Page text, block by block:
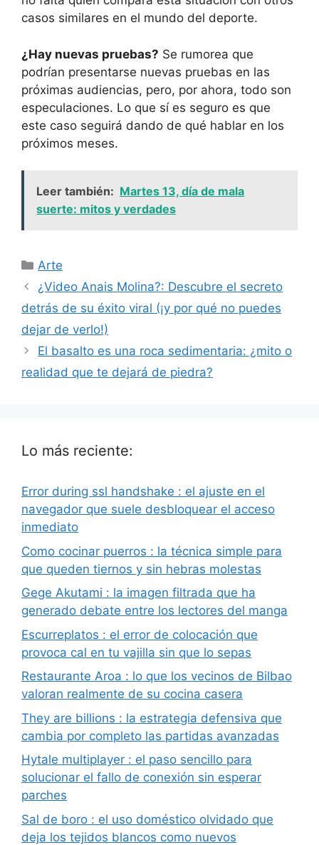
casos similares en el mundo del deporte.
¿Hay nuevas pruebas? Se rumorea que
podrían presentarse nuevas pruebas en las
próximas audiencias, pero, por ahora, todo son
especulaciones. Lo que sí es seguro es que
este caso seguirá dando de qué hablar en los
próximos meses.
Leer también: Martes 13, día de mala
suerte: mitos y verdades
Categorías
Arte
¿Video Anais Molina?: Descubre el secreto
detrás de su éxito viral (¡y por qué no puedes
dejar de verlo!)
El basalto es una roca sedimentaria: ¿mito o
realidad que te dejará de piedra?
Lo más reciente:
Error during ssl handshake : el ajuste en el
navegador que suele desbloquear el acceso
inmediato
Como cocinar puerros : la técnica simple para
que queden tiernos y sin hebras molestas
Gege Akutami : la imagen filtrada que ha
generado debate entre los lectores del manga
Escurreplatos : el error de colocación que
provoca cal en tu vajilla sin que lo sepas
Restaurante Aroa : lo que los vecinos de Bilbao
valoran realmente de su cocina casera
They are billions : la estrategia defensiva que
cambia por completo las partidas avanzadas
Hytale multiplayer : el paso sencillo para
solucionar el fallo de conexión sin esperar
parches
Sal de boro : el uso doméstico olvidado que
deja los tejidos blancos como nuevos